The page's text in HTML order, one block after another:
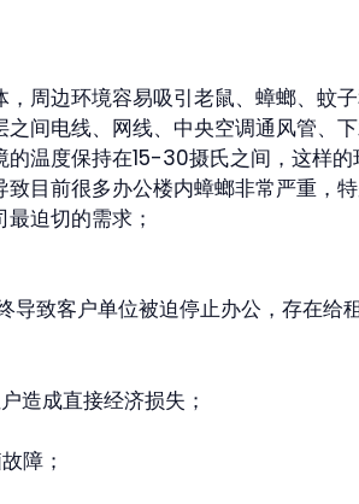
周边环境容易吸引老鼠、蟑螂、蚊
间电线、网线、中央空调通风管、
温度保持在15-30摄氏之间，这样
目前很多办公楼内蟑螂非常严重，
迫切的需求；
导致客户单位被迫停止办公，存在
造成直接经济损失；
障；